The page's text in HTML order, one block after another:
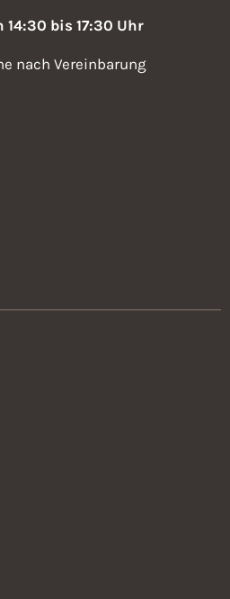
14:30 bis 17:30 Uhr
nach Vereinbarung